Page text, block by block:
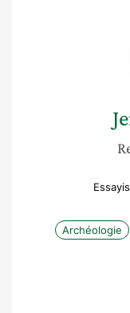
Archéologie